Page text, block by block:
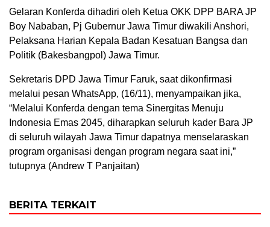
Gelaran Konferda dihadiri oleh Ketua OKK DPP BARA JP
Boy Nababan, Pj Gubernur Jawa Timur diwakili Anshori,
Pelaksana Harian Kepala Badan Kesatuan Bangsa dan
Politik (Bakesbangpol) Jawa Timur.
Sekretaris DPD Jawa Timur Faruk, saat dikonfirmasi
melalui pesan WhatsApp, (16/11), menyampaikan jika,
“Melalui Konferda dengan tema Sinergitas Menuju
Indonesia Emas 2045, diharapkan seluruh kader Bara JP
di seluruh wilayah Jawa Timur dapatnya menselaraskan
program organisasi dengan program negara saat ini,”
tutupnya (Andrew T Panjaitan)
BERITA TERKAIT